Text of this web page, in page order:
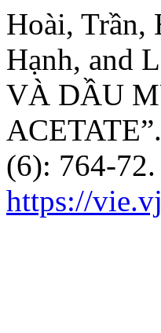
Hoài, Trần,
Hạnh, and
VÀ DẦU
ACETATE”.
(6): 764-72.
https://